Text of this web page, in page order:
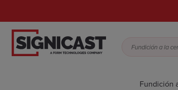
Fundición